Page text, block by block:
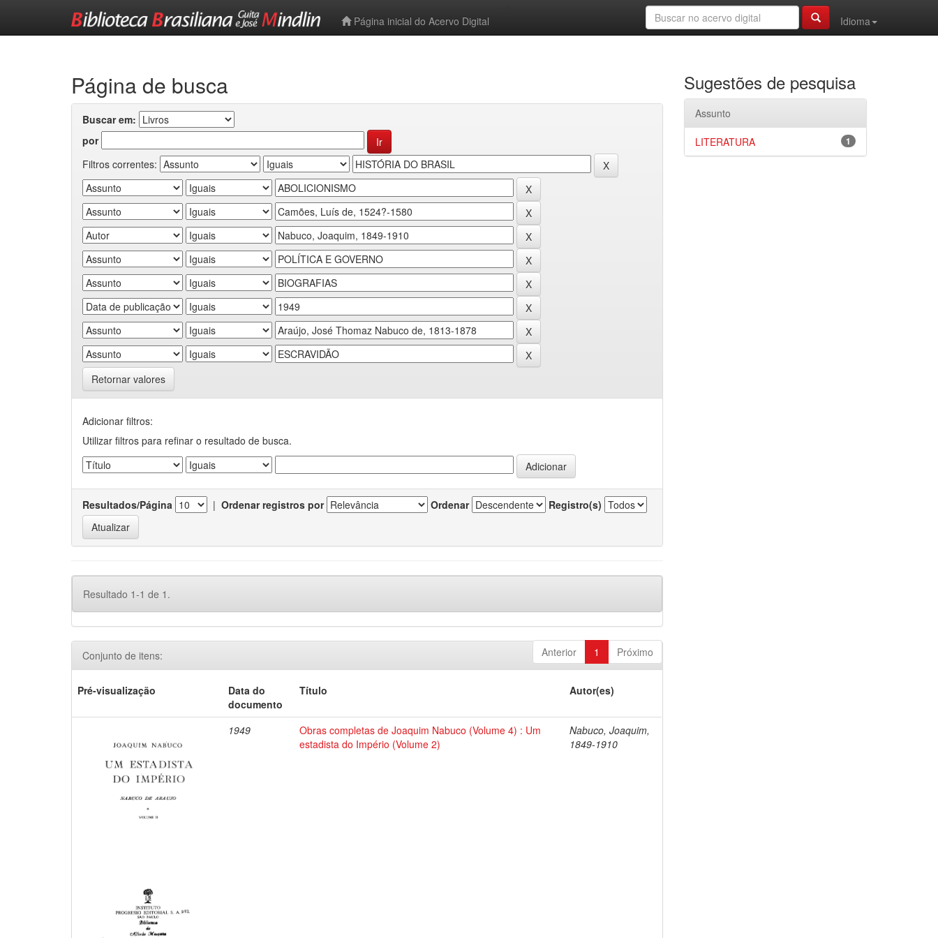
Página inicial do Acervo Digital
Idioma
Página de busca
Buscar em:
por
Filtros correntes:
Retornar valores
Adicionar filtros:
Utilizar filtros para refinar o resultado de busca.
Resultados/Página | Ordenar registros por Ordenar Registro(s)
Resultado 1-1 de 1.
Anterior 1 Próximo
Conjunto de itens:
Pré-visualização
Data do
documento
Título Autor(es)
1949
Obras completas de Joaquim Nabuco (Volume 4) : Um
estadista do Império (Volume 2)
Nabuco, Joaquim,
1849-1910
Sugestões de pesquisa
Assunto
1
LITERATURA